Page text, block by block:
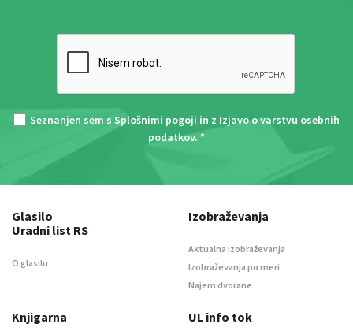
Seznanjen sem s Splošnimi pogoji in z Izjavo o varstvu osebnih
podatkov. *
Glasilo
Uradni list RS
O glasilu
Izobraževanja
Aktualna izobraževanja
Izobraževanja po meri
Najem dvorane
Knjigarna UL info tok